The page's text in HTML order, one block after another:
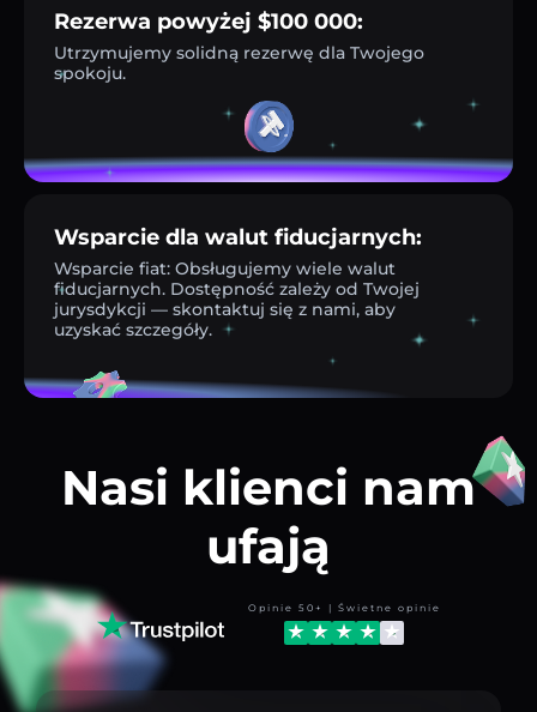
Rezerwa powyżej $100 000:
Utrzymujemy solidną rezerwę dla Twojego
spokoju.
Wsparcie dla walut fiducjarnych:
Wsparcie fiat: Obsługujemy wiele walut
fiducjarnych. Dostępność zależy od Twojej
jurysdykcji — skontaktuj się z nami, aby
uzyskać szczegóły.
Nasi klienci nam
ufają
Opinie 50+ | Świetne opinie